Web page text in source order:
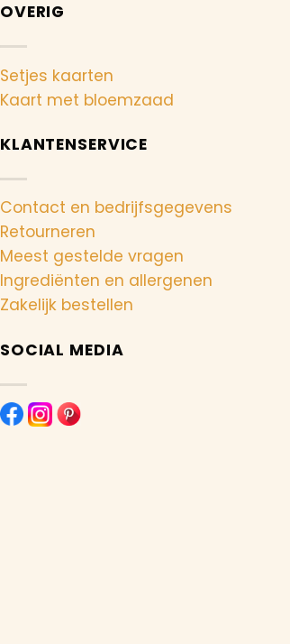
OVERIG
Setjes kaarten
Kaart met bloemzaad
KLANTENSERVICE
Contact en bedrijfsgegevens
Retourneren
Meest gestelde vragen
Ingrediënten en allergenen
Zakelijk bestellen
SOCIAL MEDIA